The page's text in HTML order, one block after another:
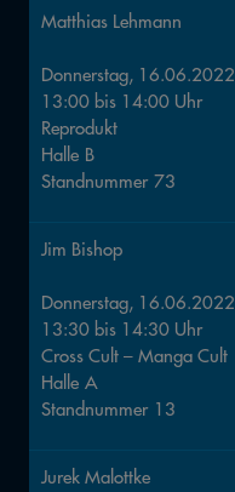
Matthias Lehmann
Donnerstag, 16.06.2022
13:00 bis 14:00 Uhr
Reprodukt
Halle B
Standnummer 73
Jim Bishop
Donnerstag, 16.06.2022
13:30 bis 14:30 Uhr
Cross Cult – Manga Cult
Halle A
Standnummer 13
Jurek Malottke